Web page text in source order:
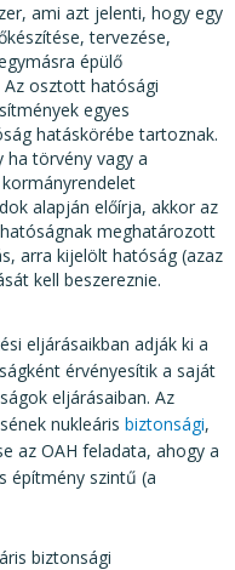
ami azt jelenti, hogy egy
tervezése,
épülő
Az osztott hatósági
egyes
hatáskörébe tartoznak.
ha törvény vagy a
alapján előírja, akkor az
meghatározott
arra kijelölt hatóság (azaz
kell beszereznie.
eljárásaikban adják ki a
érvényesítik a saját
eljárásaiban. Az
nukleáris biztonsági,
az OAH feladata, ahogy a
építmény szintű (a
biztonsági